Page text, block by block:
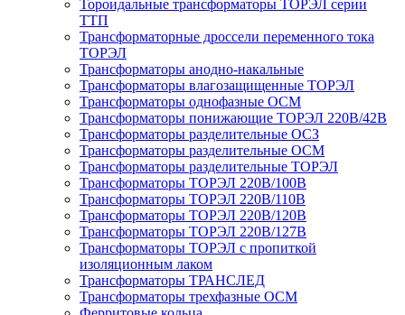
Тороидальные трансформаторы ТОРЭЛ серии
ТТП
Трансформаторные дроссели переменного тока
ТОРЭЛ
Трансформаторы анодно-накальные
Трансформаторы влагозащищенные ТОРЭЛ
Трансформаторы однофазные ОСМ
Трансформаторы понижающие ТОРЭЛ 220В/42В
Трансформаторы разделительные ОСЗ
Трансформаторы разделительные ОСМ
Трансформаторы разделительные ТОРЭЛ
Трансформаторы ТОРЭЛ 220В/100В
Трансформаторы ТОРЭЛ 220В/110В
Трансформаторы ТОРЭЛ 220В/120В
Трансформаторы ТОРЭЛ 220В/127В
Трансформаторы ТОРЭЛ с пропиткой
изоляционным лаком
Трансформаторы ТРАНСЛЕД
Трансформаторы трехфазные ОСМ